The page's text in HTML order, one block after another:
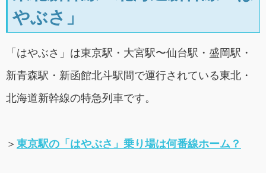
やぶさ」
「はやぶさ」は東京駅・大宮駅〜仙台駅・盛岡駅・
新青森駅・新函館北斗駅間で運行されている東北・
北海道新幹線の特急列車です。
＞ 東京駅の「はやぶさ」乗り場は何番線ホーム？